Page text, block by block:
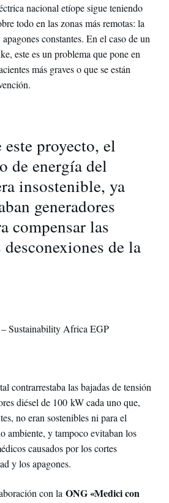
nacional etíope sigue teniendo
todo en las zonas más remotas: la
constantes. En el caso de un
este es un problema que pone en
más graves o que se están
este proyecto, el
de energía del
insostenible, ya
generadores
compensar las
de la
Sustainability Africa EGP
contrarrestaba las bajadas de tensión
diésel de 100 kW cada uno que,
no eran sostenibles ni para el
ambiente, y tampoco evitaban los
causados por los cortes
y los apagones.
con la ONG «Medici con